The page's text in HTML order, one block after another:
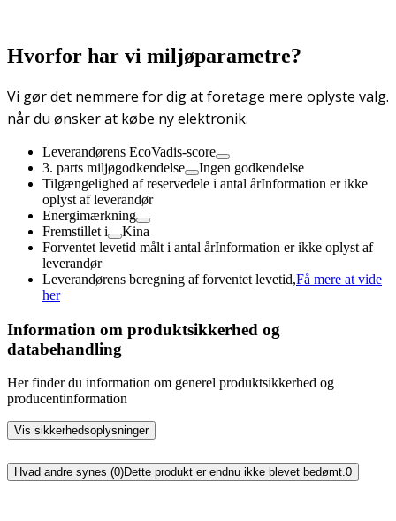
Hvorfor har vi miljøparametre?
Vi gør det nemmere for dig at foretage mere oplyste valg.
når du ønsker at købe ny elektronik.
Leverandørens EcoVadis-score
3. parts miljøgodkendelse
Ingen godkendelse
Tilgængelighed af reservedele i antal årInformation er ikke
oplyst af leverandør
Energimærkning
Fremstillet i
Kina
Forventet levetid målt i antal årInformation er ikke oplyst af
leverandør
Leverandørens beregning af forventet levetid,Få mere at vide
her
Information om produktsikkerhed og
databehandling
Her finder du information om generel produktsikkerhed og
producentinformation
Vis sikkerhedsoplysninger
Hvad andre synes (0)Dette produkt er endnu ikke blevet bedømt.0